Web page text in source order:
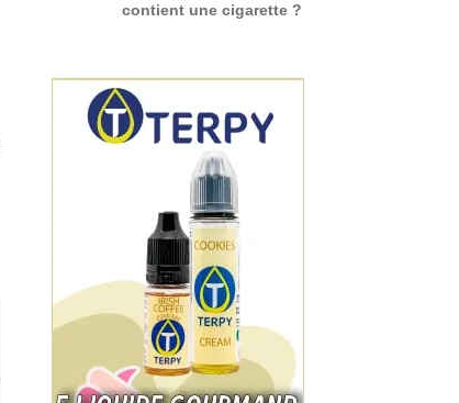
contient une cigarette ?